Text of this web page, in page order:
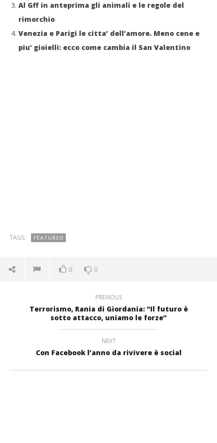
Al Gff in anteprima gli animali e le regole del
rimorchio
Venezia e Parigi le citta’ dell’amore. Meno cene e
piu’ gioielli: ecco come cambia il San Valentino
TAGS: FEATURED
0 0
PREVIOUS
Terrorismo, Rania di Giordania: “Il futuro è
sotto attacco, uniamo le forze”
NEXT
Con Facebook l’anno da rivivere è social